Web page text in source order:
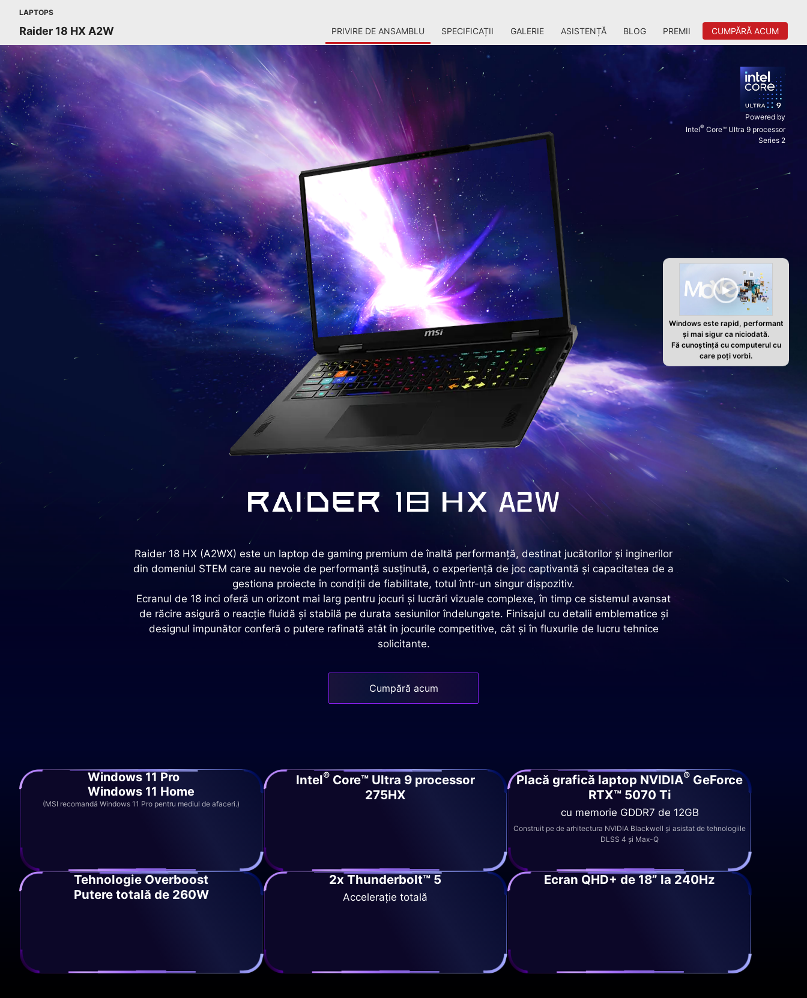
LAPTOPS
Raider 18 HX A2W PRIVIRE DE ANSAMBLU SPECIFICAȚII GALERIE ASISTENȚĂ BLOG PREMII CUMPĂRĂ ACUM
Raider 18 HX (A2WX) este un laptop de gaming premium de înaltă performanță, destinat jucătorilor și inginerilor
din domeniul STEM care au nevoie de performanță susținută, o experiență de joc captivantă și capacitatea de a
gestiona proiecte în condiții de fiabilitate, totul într-un singur dispozitiv.
Ecranul de 18 inci oferă un orizont mai larg pentru jocuri și lucrări vizuale complexe, în timp ce sistemul avansat
de răcire asigură o reacție fluidă și stabilă pe durata sesiunilor îndelungate. Finisajul cu detalii emblematice și
designul impunător conferă o putere rafinată atât în jocurile competitive, cât și în fluxurile de lucru tehnice
solicitante.
Powered by
Intel® Core™ Ultra 9 processor
Series 2
Cumpără acum
Windows este rapid, performant
și mai sigur ca niciodată.
Fă cunoștință cu computerul cu
care poți vorbi.
Windows 11 Pro
Windows 11 Home
(MSI recomandă Windows 11 Pro pentru mediul de afaceri.)
Intel®Core™ Ultra 9 processor
275HX
Placă grafică laptop NVIDIA® GeForce
RTX™ 5070 Ti
cu memorie GDDR7 de 12GB
Construit pe de arhitectura NVIDIA Blackwell și asistat de tehnologiile
DLSS 4 și Max-Q
Tehnologie Overboost
Putere totală de 260W
2x Thunderbolt™ 5
Accelerație totală
Ecran QHD+ de 18” la 240Hz